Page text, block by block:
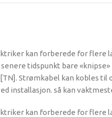
kan forberede for flere
tidspunkt bare
Strømkabel kan kobles
installasjon. så kan
kan forberede for flere